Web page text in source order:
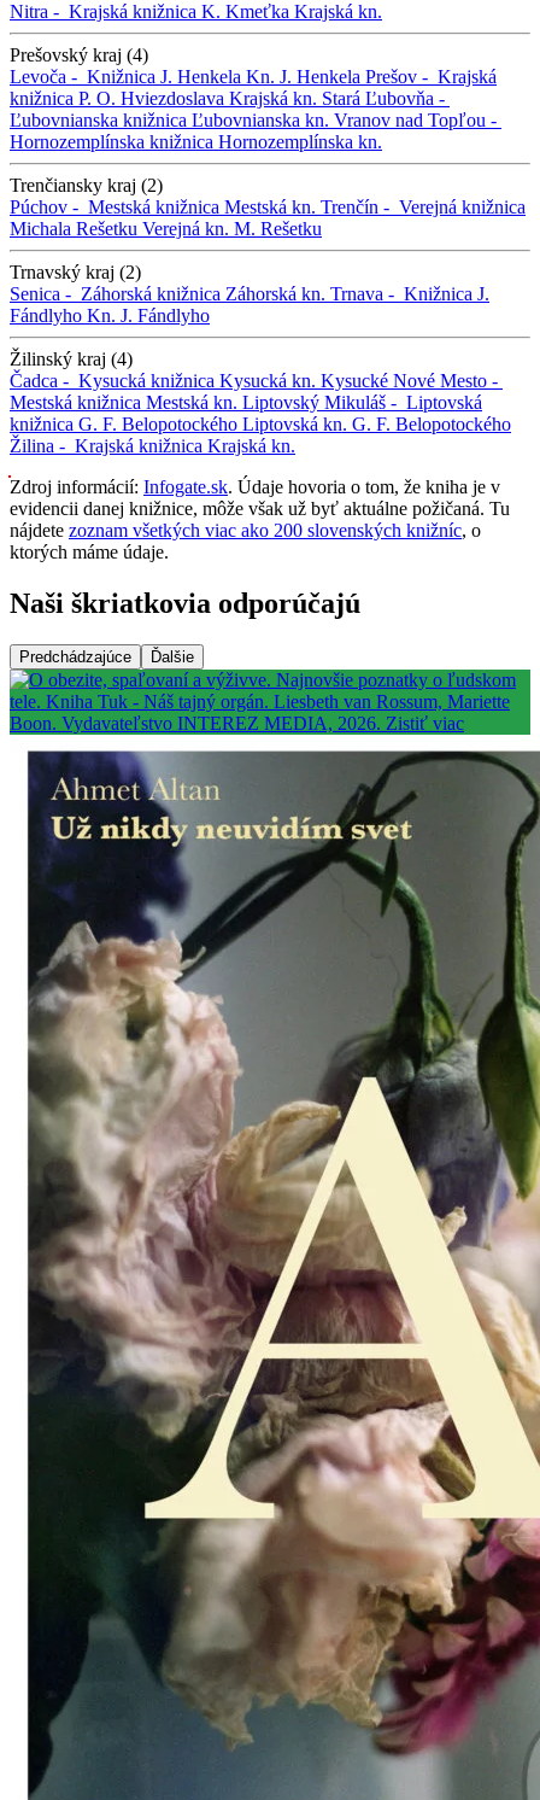
Nitra - Krajská knižnica K. Kmeťka Krajská kn.
Prešovský kraj (4)
Levoča - Knižnica J. Henkela Kn. J. Henkela Prešov - Krajská
knižnica P. O. Hviezdoslava Krajská kn. Stará Ľubovňa -
Ľubovnianska knižnica Ľubovnianska kn. Vranov nad Topľou -
Hornozemplínska knižnica Hornozemplínska kn.
Trenčiansky kraj (2)
Púchov - Mestská knižnica Mestská kn. Trenčín - Verejná knižnica
Michala Rešetku Verejná kn. M. Rešetku
Trnavský kraj (2)
Senica - Záhorská knižnica Záhorská kn. Trnava - Knižnica J.
Fándlyho Kn. J. Fándlyho
Žilinský kraj (4)
Čadca - Kysucká knižnica Kysucká kn. Kysucké Nové Mesto -
Mestská knižnica Mestská kn. Liptovský Mikuláš - Liptovská
knižnica G. F. Belopotockého Liptovská kn. G. F. Belopotockého
Žilina - Krajská knižnica Krajská kn.
Zdroj informácií: Infogate.sk. Údaje hovoria o tom, že kniha je v
evidencii danej knižnice, môže však už byť aktuálne požičaná. Tu
nájdete zoznam všetkých viac ako 200 slovenských knižníc, o
ktorých máme údaje.
Naši škriatkovia odporúčajú
Predchádzajúce Ďalšie